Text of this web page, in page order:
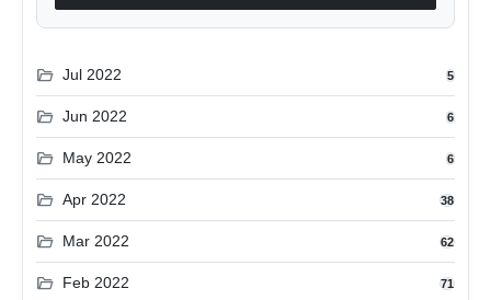
folder_open Jul 2022 5
folder_open Jun 2022 6
folder_open May 2022 6
folder_open Apr 2022 38
folder_open Mar 2022 62
folder_open Feb 2022 71